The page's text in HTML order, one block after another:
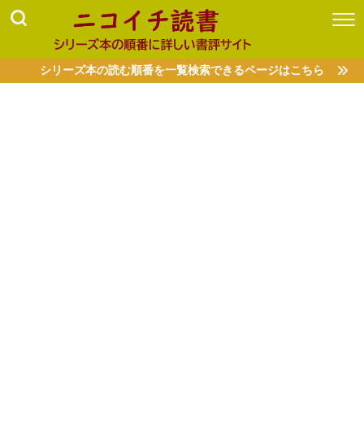
シリーズ本の読む順番を一覧検索できるページはこちら